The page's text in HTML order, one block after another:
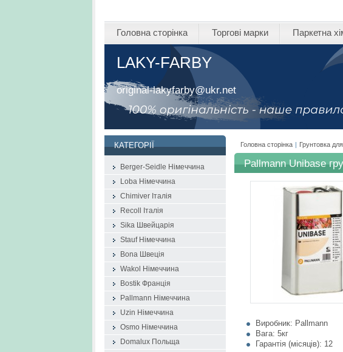
Головна сторінка Торгові марки Паркетна
LAKY-FARBY
original-lakyfarby@ukr.net
Головна сторінка | Грунтовка
Pallmann Unibase
Виробник: Pallmann
Вага: 5кг
Гарантія (місяців): 12
КАТЕГОРІЇ
Berger-Seidle Німеччина
Loba Німеччина
Chimiver Італія
Recoll Італія
Sika Швейцарія
Stauf Німеччина
Bona Швеція
Wakol Німеччина
Bostik Франція
Pallmann Німеччина
Uzin Німеччина
Osmo Німеччина
Domalux Польща